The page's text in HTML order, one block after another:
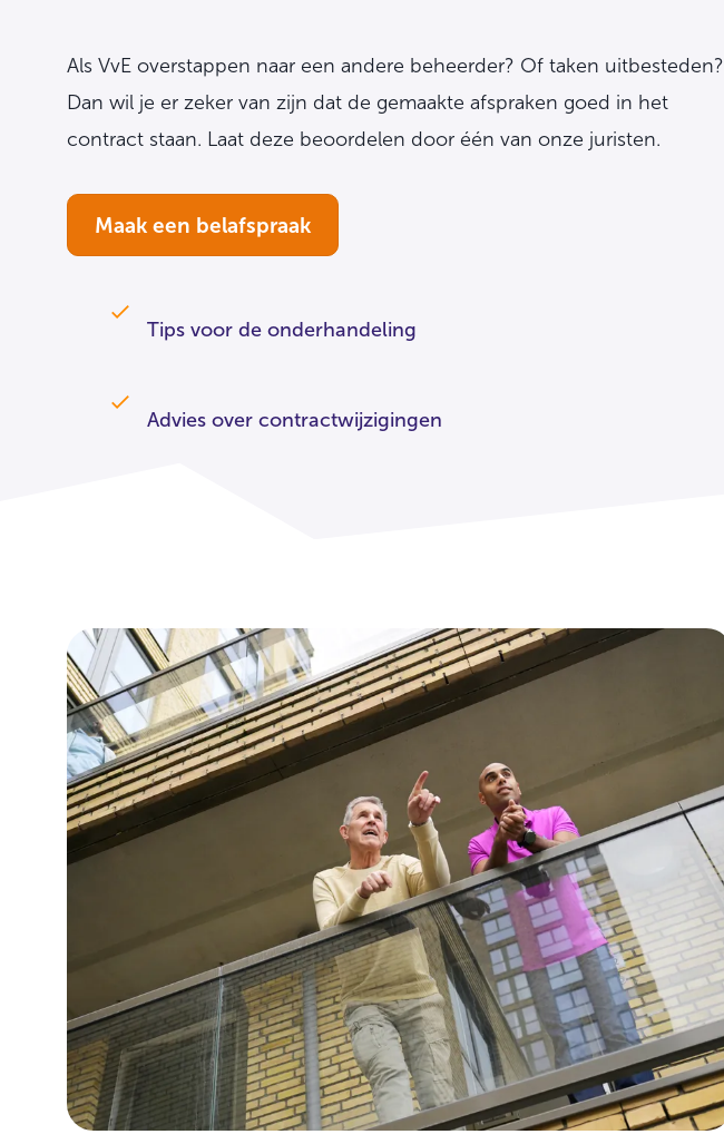
Als VvE overstappen naar een andere beheerder? Of taken uitbesteden?
Dan wil je er zeker van zijn dat de gemaakte afspraken goed in het
contract staan. Laat deze beoordelen door één van onze juristen.
Maak een belafspraak
Tips voor de onderhandeling
Advies over contractwijzigingen